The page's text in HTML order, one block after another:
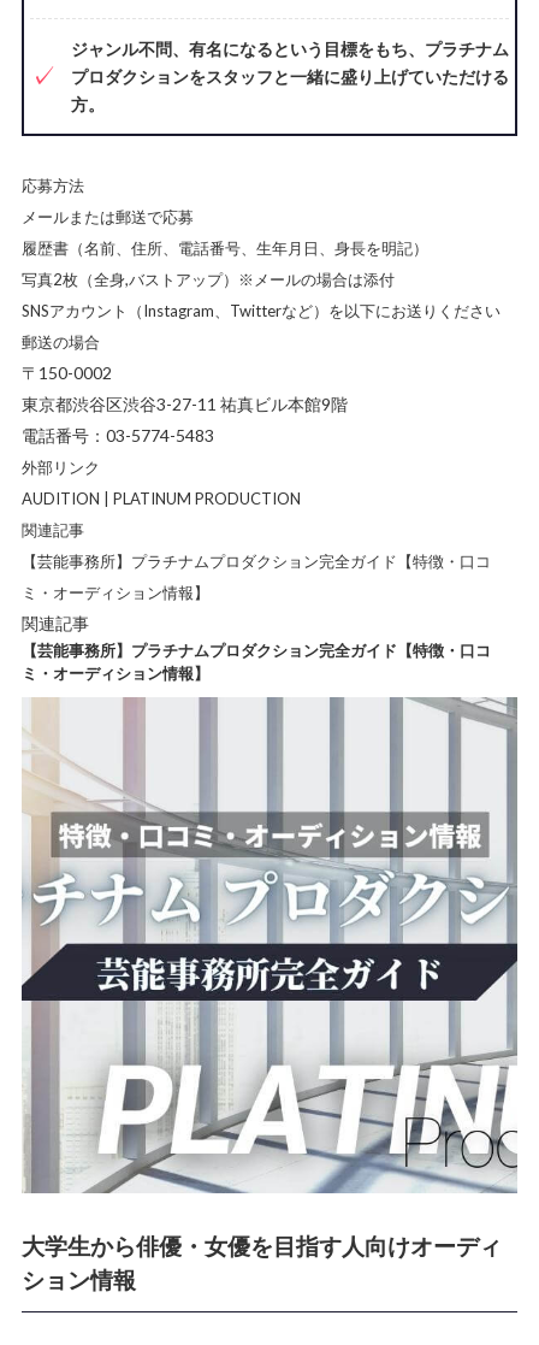
ジャンル不問、有名になるという目標をもち、プラチナム
プロダクションをスタッフと一緒に盛り上げていただける
方。
応募方法
メールまたは郵送で応募
履歴書（名前、住所、電話番号、生年月日、身長を明記）
写真2枚（全身,バストアップ）※メールの場合は添付
SNSアカウント（Instagram、Twitterなど）を以下にお送りください
郵送の場合
〒150-0002
東京都渋谷区渋谷3-27-11 祐真ビル本館9階
電話番号：03-5774-5483
外部リンク
AUDITION | PLATINUM PRODUCTION
関連記事
【芸能事務所】プラチナムプロダクション完全ガイド【特徴・口コ
ミ・オーディション情報】
関連記事
【芸能事務所】プラチナムプロダクション完全ガイド【特徴・口コ
ミ・オーディション情報】
大学生から俳優・女優を目指す人向けオーディ
ション情報